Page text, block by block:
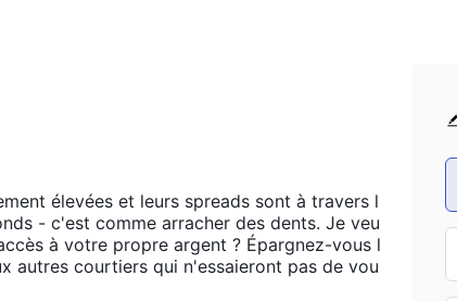
élevées et leurs spreads sont à travers l
- c'est comme arracher des dents. Je veu
à votre propre argent ? Épargnez-vous l
autres courtiers qui n'essaieront pas de vou